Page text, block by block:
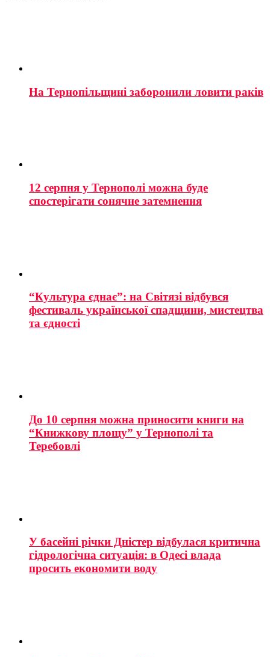
На Тернопільщині заборонили ловити раків
12 серпня у Тернополі можна буде
спостерігати сонячне затемнення
“Культура єднає”: на Світязі відбувся
фестиваль української спадщини, мистецтва
та єдності
До 10 серпня можна приносити книги на
“Книжкову площу” у Тернополі та
Теребовлі
У басейні річки Дністер відбулася критична
гідрологічна ситуація: в Одесі влада
просить економити воду